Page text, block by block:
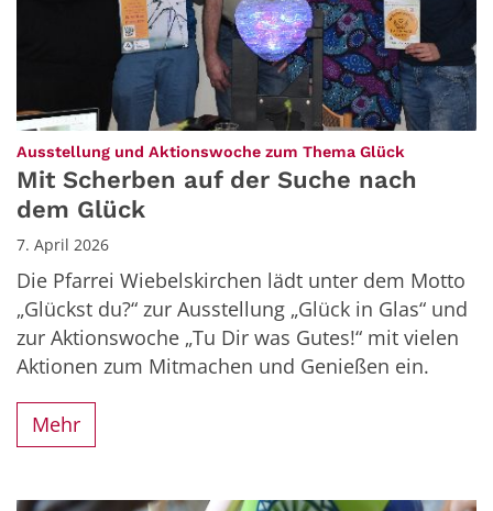
Ausstellung und Aktionswoche zum Thema Glück
Mit Scherben auf der Suche nach
dem Glück
7. April 2026
Die Pfarrei Wiebelskirchen lädt unter dem Motto
„Glückst du?“ zur Ausstellung „Glück in Glas“ und
zur Aktionswoche „Tu Dir was Gutes!“ mit vielen
Aktionen zum Mitmachen und Genießen ein.
Mehr